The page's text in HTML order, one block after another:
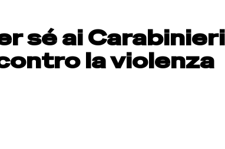
sé ai
la violenza